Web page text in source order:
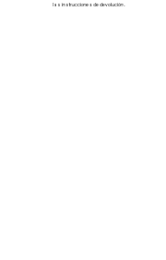
las instrucciones de devolución .